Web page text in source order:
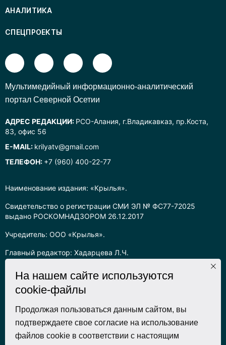
Наименование издания: «Крылья».
Свидетельство о регистрации СМИ ЭЛ № ФС77-72025
выдано РОСКОМНАДЗОРОМ 26.12.2017
Учредитель: ООО «Крылья».
Главный редактор: Хадарцева Л.Ч.
Информация на сайте предназначена для лиц старше 16 лет.
Все права на любые материалы, опубликованные на сайте,
защищены в соответствии с российским законодательством
об интеллектуальной собственности. Любое использование
текстовых, фото, аудио и видеоматериалов возможно только
с согласия правообладателя (ООО «Крылья») и при строгом
наличии ссылки на ресурс. Для сетевых ресурсов –
АНАЛИТИКА
СПЕЦПРОЕКТЫ
Mультимедийный информационно-аналитический
портал Северной Осетии
АДРЕС РЕДАКЦИИ: РСО-Алания, г.Владикавказ, пр.Коста,
83, офис 56
E-MAIL: krilyatv@gmail.com
ТЕЛЕФОН: +7 (960) 400-22-77
На нашем сайте используются
cookie-файлы
Продолжая пользоваться данным сайтом, вы
подтверждаете свое согласие на использование
файлов cookie в соответствии с настоящим